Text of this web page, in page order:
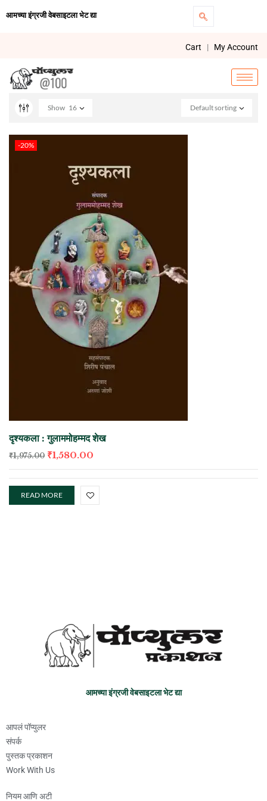
आमच्या इंग्रजी वेबसाइटला भेट द्या
Cart | My Account
Default sorting
Show 16
-20%
दृश्यकला : गुलाममोहम्मद शेख
₹1,975.00 ₹1,580.00
READ MORE
आमच्या इंग्रजी वेबसाइटला भेट द्या
आपलं पॉप्युलर
संपर्क
पुस्तक प्रकाशन
Work With Us
नियम आणि अटी